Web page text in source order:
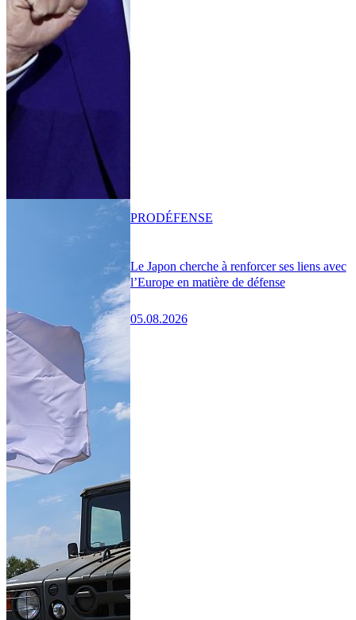
Le Japon cherche à renforcer ses liens avec
l’Europe en matière de défense
05.08.2026
PRODÉFENSE